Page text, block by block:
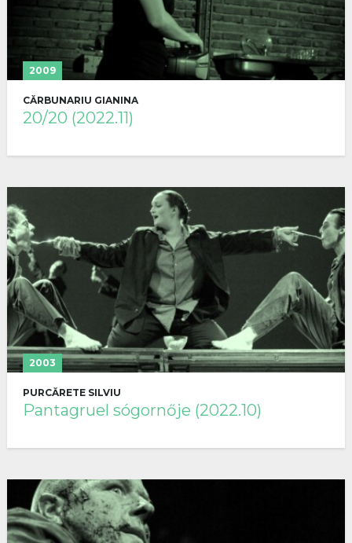
2009
CĂRBUNARIU GIANINA
20/20 (2022.11)
2003
PURCĂRETE SILVIU
Pantagruel sógornője (2022.10)